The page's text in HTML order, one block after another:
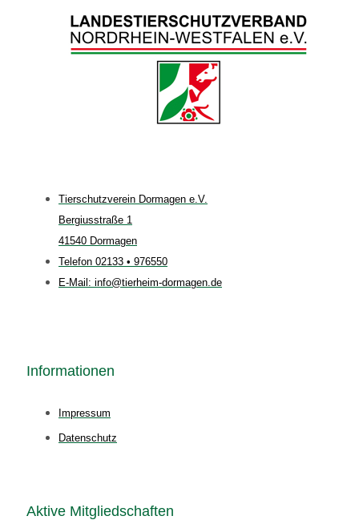
Tierschutzverein Dormagen e.V.
Bergiusstraße 1
41540 Dormagen
Telefon 02133 • 976550
E-Mail: info@tierheim-dormagen.de
Informationen
Impressum
Datenschutz
Aktive Mitgliedschaften